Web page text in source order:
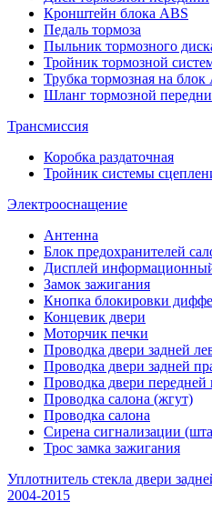
Кронштейн блока ABS
Педаль тормоза
Пыльник тормозного
Тройник тормозной
Трубка тормозная на блок
Шланг тормозной
Трансмиссия
Коробка раздаточная
Тройник системы
Электрооснащение
Антенна
Блок предохранителей
Дисплей
Замок зажигания
Кнопка блокировки
Концевик двери
Моторчик печки
Проводка двери задней
Проводка двери задней
Проводка двери передней
Проводка салона (жгут)
Проводка салона
Сирена сигнализации
Трос замка зажигания
Уплотнитель стекла двери
2004-2015